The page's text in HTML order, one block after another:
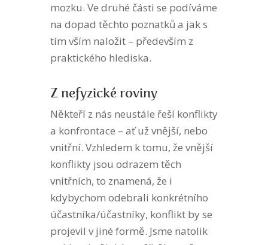
mozku. Ve druhé části se podíváme
na dopad těchto poznatků a jak s
tím vším naložit – především z
praktického hlediska.
Z nefyzické roviny
Někteří z nás neustále řeší konflikty
a konfrontace – ať už vnější, nebo
vnitřní. Vzhledem k tomu, že vnější
konflikty jsou odrazem těch
vnitřních, to znamená, že i
kdybychom odebrali konkrétního
účastníka/účastníky, konflikt by se
projevil v jiné formě. Jsme natolik